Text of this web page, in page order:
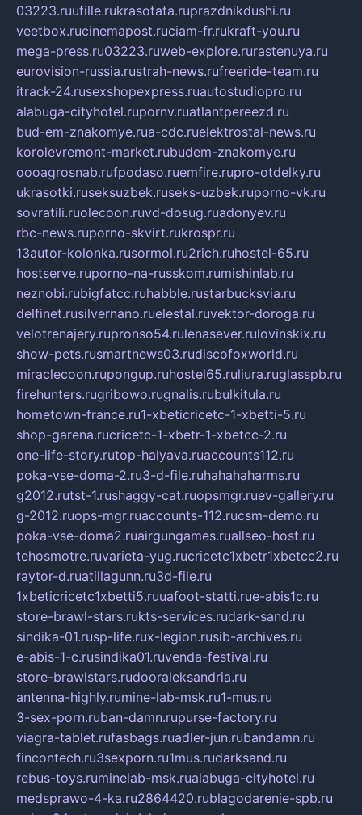
03223.ruufille.rukrasotata.ruprazdnikdushi.ru
veetbox.rucinemapost.ruciam-fr.rukraft-you.ru
mega-press.ru03223.ruweb-explore.rurastenuya.ru
eurovision-russia.rustrah-news.rufreeride-team.ru
itrack-24.rusexshopexpress.ruautostudiopro.ru
alabuga-cityhotel.rupornv.ruatlantpereezd.ru
bud-em-znakomye.rua-cdc.ruelektrostal-news.ru
korolevremont-market.rubudem-znakomye.ru
oooagrosnab.rufpodaso.ruemfire.rupro-otdelky.ru
ukrasotki.ruseksuzbek.ruseks-uzbek.ruporno-vk.ru
sovratili.ruolecoon.ruvd-dosug.ruadonyev.ru
rbc-news.ruporno-skvirt.rukrospr.ru
13autor-kolonka.rusormol.ru2rich.ruhostel-65.ru
hostserve.ruporno-na-russkom.rumishinlab.ru
neznobi.rubigfatcc.ruhabble.rustarbucksvia.ru
delfinet.rusilvernano.ruelestal.ruvektor-doroga.ru
velotrenajery.rupronso54.rulenasever.rulovinskix.ru
show-pets.rusmartnews03.rudiscofoxworld.ru
miraclecoon.rupongup.ruhostel65.ruliura.ruglasspb.ru
firehunters.rugribowo.rugnalis.rubulkitula.ru
hometown-france.ru1-xbeticricetc-1-xbetti-5.ru
shop-garena.rucricetc-1-xbetr-1-xbetcc-2.ru
one-life-story.rutop-halyava.ruaccounts112.ru
poka-vse-doma-2.ru3-d-file.ruhahahaharms.ru
g2012.rutst-1.rushaggy-cat.ruopsmgr.ruev-gallery.ru
g-2012.ruops-mgr.ruaccounts-112.rucsm-demo.ru
poka-vse-doma2.ruairgungames.ruallseo-host.ru
tehosmotre.ruvarieta-yug.rucricetc1xbetr1xbetcc2.ru
raytor-d.ruatillagunn.ru3d-file.ru
1xbeticricetc1xbetti5.ruuafoot-statti.rue-abis1c.ru
store-brawl-stars.rukts-services.rudark-sand.ru
sindika-01.rusp-life.rux-legion.rusib-archives.ru
e-abis-1-c.rusindika01.ruvenda-festival.ru
store-brawlstars.rudooraleksandria.ru
antenna-highly.rumine-lab-msk.ru1-mus.ru
3-sex-porn.ruban-damn.rupurse-factory.ru
viagra-tablet.rufasbags.ruadler-jun.rubandamn.ru
fincontech.ru3sexporn.ru1mus.rudarksand.ru
rebus-toys.ruminelab-msk.rualabuga-cityhotel.ru
medsprawo-4-ka.ru2864420.rublagodarenie-spb.ru